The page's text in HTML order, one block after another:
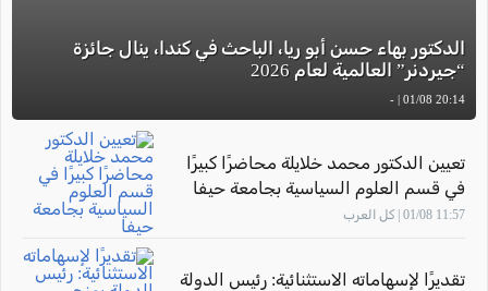
الدكتور بهاء حسن أبو ريا، الباحث في كندا، ينال جائزة
“جيردنر” العالمية لعام 2026
20:14 01/08 | -
تعيين الدكتور محمد خلايلة محاضرًا كبيرًا
في قسم العلوم السياسية بجامعة حيفا
11:57 01/08 | كل العرب
تقديرًا لإسهاماته الاستثنائية: رئيس الدولة